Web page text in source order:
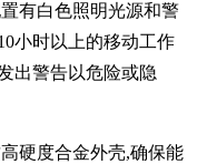
有白色照明光源和警
小时以上的移动工作
出警告以危险或隐
硬度合金外壳,确保能